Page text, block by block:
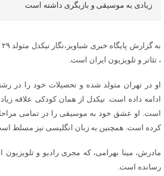
زیادی به موسیقی و بازیگری داشته است
، تئاتر و تلویزیون ایران است.
او در تهران متولد شده و تحصیلات خود را در
ادامه داده است. نیکدل از همان کودکی علاقه
است. او عشق خود به موسیقی را در تمامی
کرده است. همچنین به زبان انگلیسی نیز مسلط
مادرش، مینا بهرامی، که مجری رادیو و تلویزیون
رسانده است.